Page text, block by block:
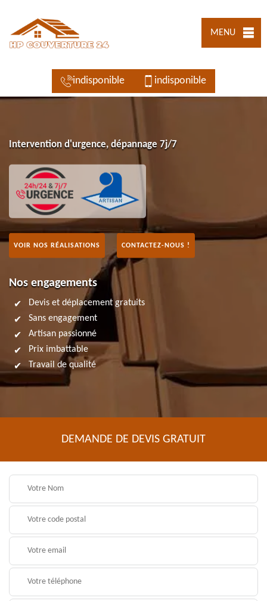
MENU
indisponible indisponible
Intervention d'urgence, dépannage 7j/7
VOIR NOS RÉALISATIONS CONTACTEZ-NOUS !
Nos engagements
Devis et déplacement gratuits
Sans engagement
Artisan passionné
Prix imbattable
Travail de qualité
DEMANDE DE DEVIS GRATUIT